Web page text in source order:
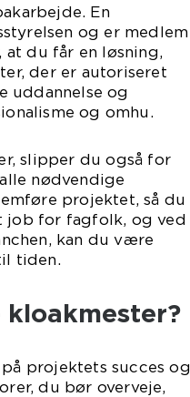
En
og er medlem
du får en løsning,
der er autoriseret
uddannelse og
og omhu.
slipper du også for
nødvendige
projektet, så du
job for fagfolk, og ved
kan du være
tiden.
projektets succes og
du bør overveje,